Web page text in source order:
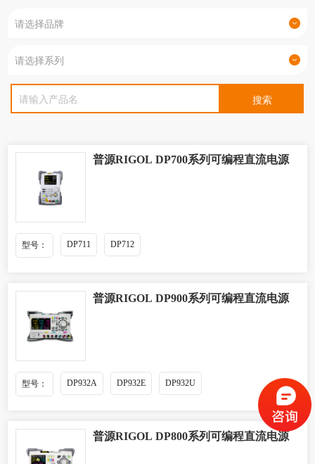
普源RIGOL DP700系列可编程直流电源
型号： DP711 DP712
普源RIGOL DP900系列可编程直流电源
型号： DP932A DP932E DP932U
普源RIGOL DP800系列可编程直流电源